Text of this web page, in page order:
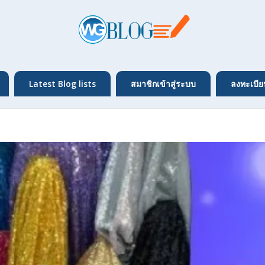
Latest Blog lists สมาชิกเข้าสู่ระบบ ลงทะเบี